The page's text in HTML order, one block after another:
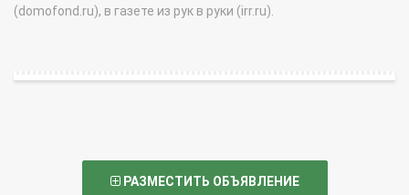
(domofond.ru), в газете из рук в руки (irr.ru).
РАЗМЕСТИТЬ ОБЪЯВЛЕНИЕ